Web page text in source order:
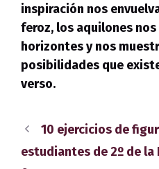
inspiración nos
feroz, los aquilones
horizontes y nos
posibilidades que
verso.
10 ejercicios de
estudiantes de 2º de la